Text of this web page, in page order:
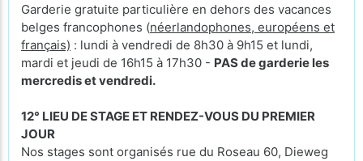
Garderie gratuite particulière en dehors des vacances
belges francophones (néerlandophones, européens et
français) : lundi à vendredi de 8h30 à 9h15 et lundi,
mardi et jeudi de 16h15 à 17h30 - PAS de garderie les
mercredis et vendredi.
12° LIEU DE STAGE ET RENDEZ-VOUS DU PREMIER
JOUR
Nos stages sont organisés rue du Roseau 60, Dieweg